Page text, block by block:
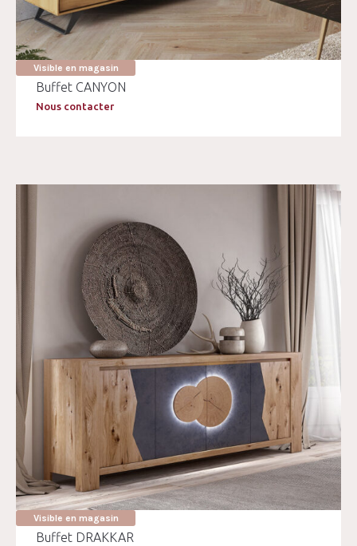
Visible en magasin
Buffet CANYON
Nous contacter
Visible en magasin
Buffet DRAKKAR